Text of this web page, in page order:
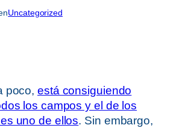
Uncategorized
poco, está consiguiendo
los campos y el de los
uno de ellos. Sin embargo,